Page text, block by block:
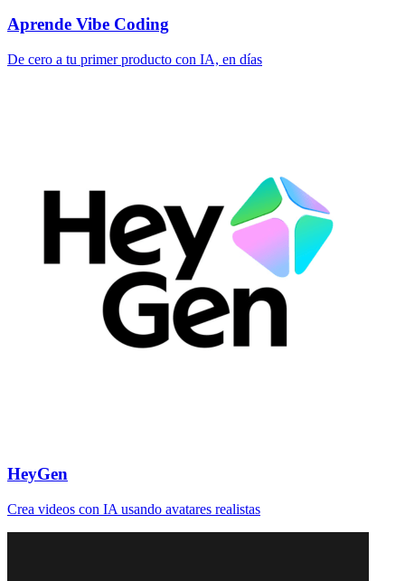
Aprende Vibe Coding
De cero a tu primer producto con IA, en días
HeyGen
Crea videos con IA usando avatares realistas